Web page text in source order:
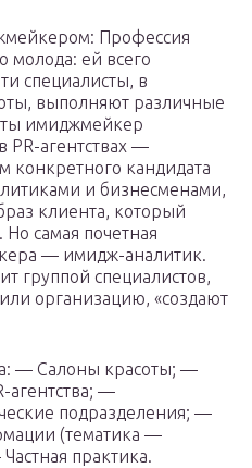
Профессия
молода: ей всего
специалисты, в
выполняют различные
имиджмейкер
PR-агентствах —
конкретного кандидата
и бизнесменами,
клиента, который
самая почетная
— имидж-аналитик.
группой специалистов,
организацию, «создают
— Салоны красоты; —
—
подразделения; —
(тематика —
практика.